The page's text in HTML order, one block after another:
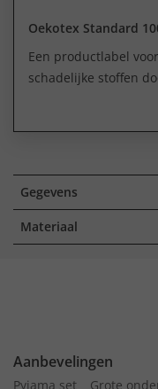
Oekotex Standard
Een productlabel
schadelijke stoffen
Gegevens
Materiaal
Aanbevelingen
Pyjama set Grote